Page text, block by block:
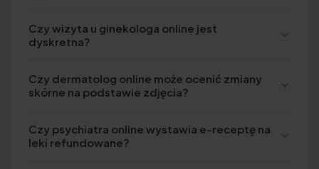
Czy wizyta u ginekologa online jest
dyskretna?
Czy dermatolog online może ocenić zmiany
skórne na podstawie zdjęcia?
Czy psychiatra online wystawia e-receptę na
leki refundowane?